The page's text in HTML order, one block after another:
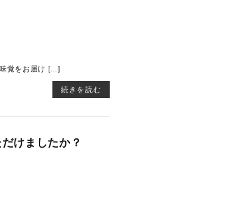
覚をお届け […]
続きを読む
けましたか？